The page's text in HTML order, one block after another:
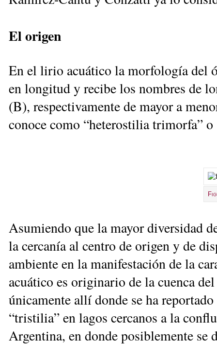
El origen
En el lirio acuático la morfología del
en longitud y recibe los nombres de
(B), respectivamente de mayor a
conoce como “heterostilia trimorfa”
Asumiendo que la mayor diversidad
la cercanía al centro de origen y de
ambiente en la manifestación de la
acuático es originario de la cuenca
únicamente allí donde se ha
“tristilia” en lagos cercanos a la
Argentina, en donde posiblemente se